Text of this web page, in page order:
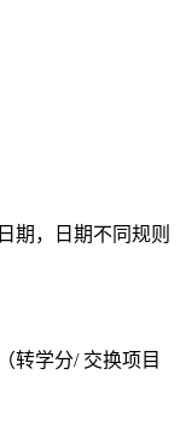
期，日期不同规则
转学分/ 交换项目